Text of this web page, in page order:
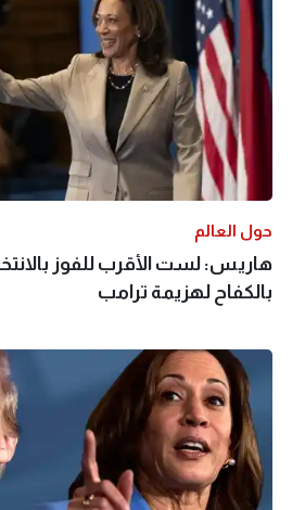
حول العالم
هاريس: لست الأقرب للفوز
بالكفاح لهزيمة ترامب